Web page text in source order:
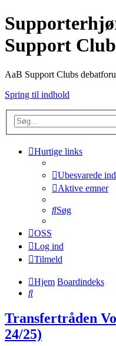
Support Club
AaB Support Clubs
Spring til indhold
Hurtige links
Ubesvarede
Aktive emner
Søg
OSS
Log ind
Tilmeld
Hjem Boardindeks
Søg
Transfertråden
24/25)